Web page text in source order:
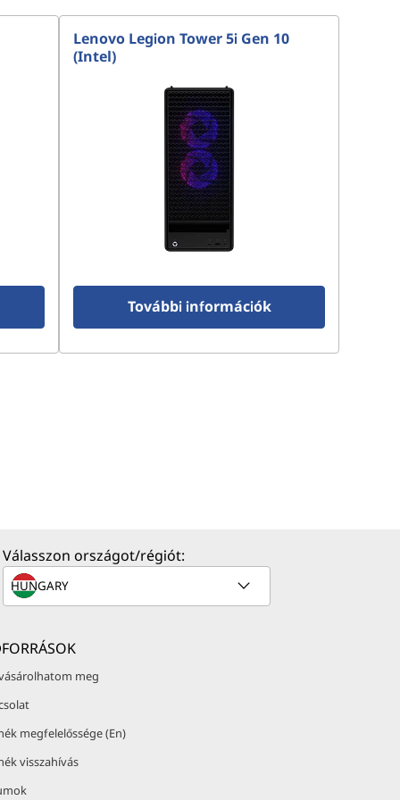
Lenovo Legion Tower 5i Gen 10
(Intel)
További információk
Válasszon országot/régiót:
meg
megfelelőssége (En)
visszahívás